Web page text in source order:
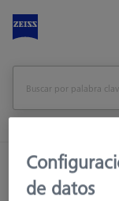
Inicio
Referencias y
de datos